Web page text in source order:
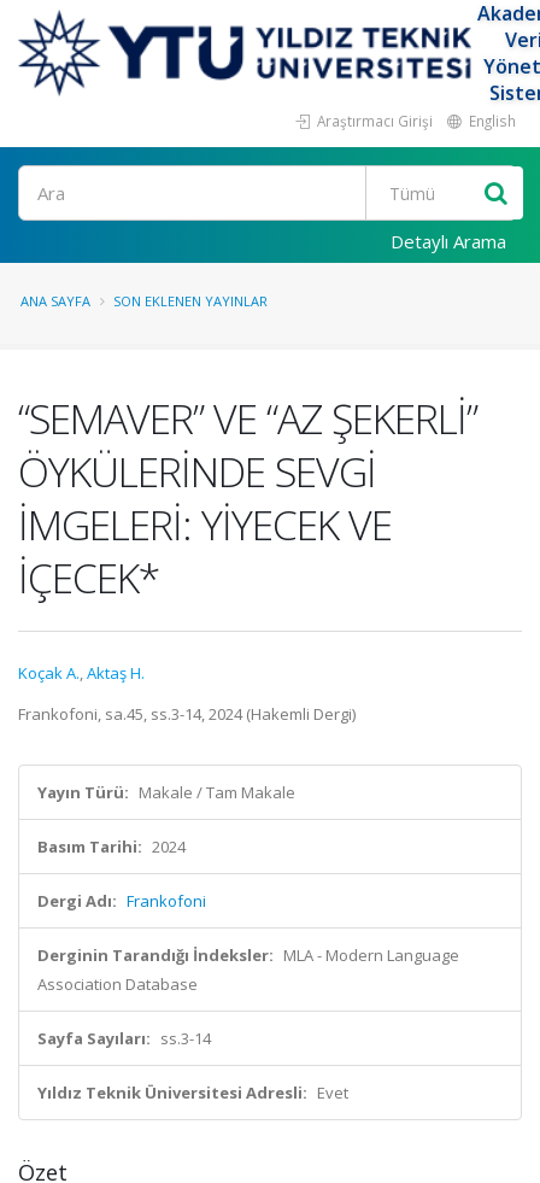
Araştırmacı Girişi English
Ara
Detaylı Arama
ANA SAYFA SON EKLENEN YAYINLAR
“SEMAVER” VE “AZ ŞEKERLİ”
ÖYKÜLERİNDE SEVGİ
İMGELERİ: YİYECEK VE
İÇECEK*
Koçak A.,Aktaş H.
Frankofoni, sa.45, ss.3-14, 2024 (Hakemli Dergi)
Yayın Türü: Makale / Tam Makale
Basım Tarihi: 2024
Dergi Adı: Frankofoni
Derginin Tarandığı İndeksler: MLA - Modern Language
Association Database
Sayfa Sayıları: ss.3-14
Yıldız Teknik Üniversitesi Adresli: Evet
Özet